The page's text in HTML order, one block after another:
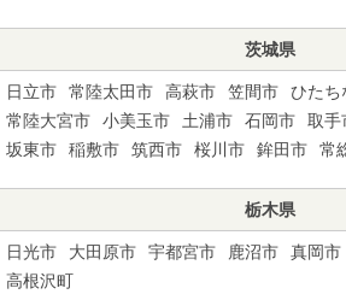
茨城県
日立市 常陸太田市 高萩市 笠間市 ひたち
常陸大宮市
小美玉市 土浦市 石岡市 取手
坂東市
稲敷市 筑西市 桜川市 鉾田市 常
栃木県
日光市 大田原市 宇都宮市 鹿沼市 真岡市
高根沢町